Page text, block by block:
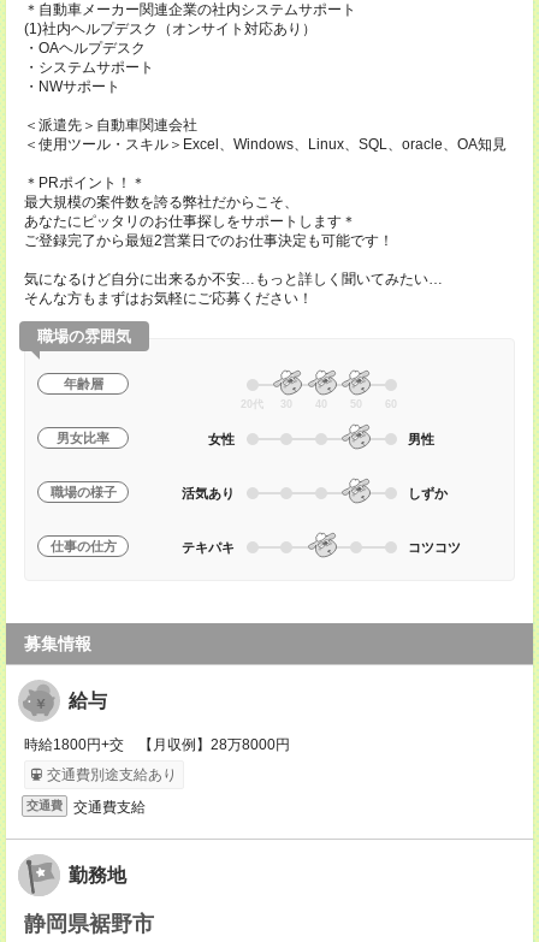
＊自動車メーカー関連企業の社内システムサポート
(1)社内ヘルプデスク（オンサイト対応あり）
・OAヘルプデスク
・システムサポート
・NWサポート
＜派遣先＞自動車関連会社
＜使用ツール・スキル＞Excel、Windows、Linux、SQL、oracle、OA知見
＊PRポイント！＊
最大規模の案件数を誇る弊社だからこそ、
あなたにピッタリのお仕事探しをサポートします＊
ご登録完了から最短2営業日でのお仕事決定も可能です！
気になるけど自分に出来るか不安…もっと詳しく聞いてみたい…
そんな方もまずはお気軽にご応募ください！
職場の雰囲気
年齢層
20代 30 40 50 60
男女比率 女性 男性
職場の様子 活気あり しずか
仕事の仕方 テキパキ コツコツ
募集情報
給与
時給1800円+交 【月収例】28万8000円
交通費別途支給あり
交通費 交通費支給
勤務地
静岡県裾野市